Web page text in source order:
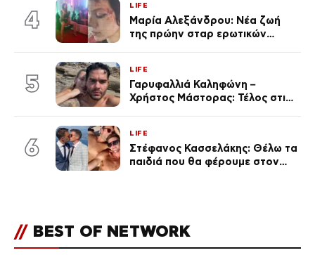
ποια είσαι σοκαρίστικα»
4
LIFE
Μαρία Αλεξάνδρου: Νέα ζωή
της πρώην σταρ ερωτικών
(Φωτογραφίες)
5
LIFE
Γαρυφαλλιά Καληφώνη –
Χρήστος Μάστορας: Τέλος στις
6
LIFE
Στέφανος Κασσελάκης: Θέλω τα
παιδιά που θα φέρουμε στον
// BEST OF NETWORK